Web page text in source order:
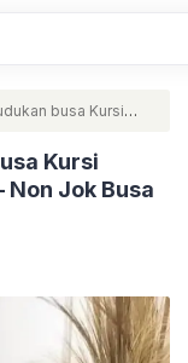
busa Kursi
Jepara
Kursi
Non Jok Busa